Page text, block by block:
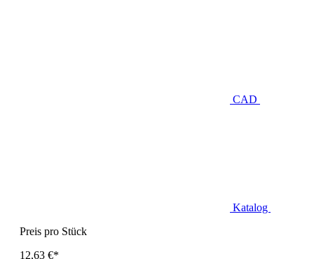
CAD
Katalog
Preis pro Stück
12,63 €*